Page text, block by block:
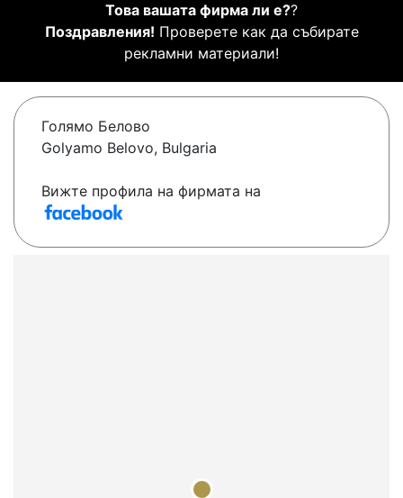
Това вашата фирма ли е??
Поздравления! Проверете как да събирате
рекламни материали!
Голямо Белово
Golyamo Belovo, Bulgaria
Вижте профила на фирмата на